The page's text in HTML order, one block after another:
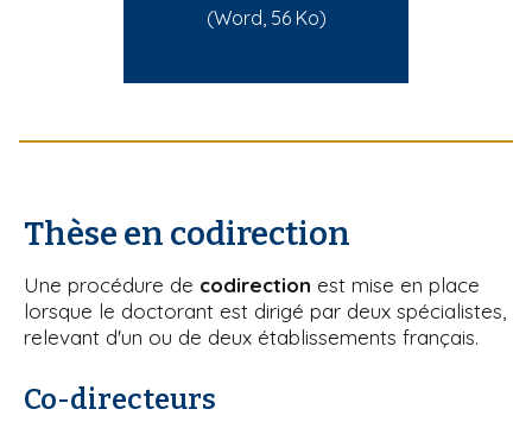
(Word, 56 Ko)
Thèse en codirection
Une procédure de codirection est mise en place
lorsque le doctorant est dirigé par deux spécialistes,
relevant d'un ou de deux établissements français.
Co-directeurs